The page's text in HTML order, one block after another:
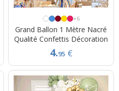
+6
Grand Ballon 1 Mètre Nacré
Qualité Confettis Décoration
4.95 €